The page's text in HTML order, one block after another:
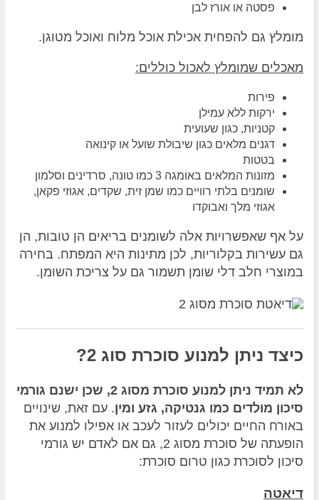
פסטה או אורז לבן
מומלץ גם להפחית אכילת אוכל מלוח ואוכל מטוגן.
מאכלים שמומלץ לאכול כוללים:
פירות
ירקות ללא עמילן
קטניות, כגון שעועית
דגנים מלאים כגון שיבולת שועל או קינואה
בטטות
מזונות המלאים באומגה 3 כמו טונה, סרדינים וסלמון
שומנים בלתי רוויים כמו שמן זית, שקדים, אגוזי פקאן,
אגוזי מלך ואבוקדו
על אף שאפשרויות אלה לשומנים בריאים הן טובות, הן
גם עשירות בקלוריות, לכן מתינות היא המפתח. בחירה
במוצרי חלב דלי שומן תשמור גם על צריכת השומן.
כיצד ניתן למנוע סוכרת סוג 2?
לא תמיד ניתן למנוע סוכרת מסוג 2, שכן ישנם גורמי
סיכון מולדים כמו גנטיקה, גזע ומין. עם זאת, שינויים
באורח החיים יכולים לעזור לעכב או אפילו למנוע את
הופעתה של סוכרת מסוג 2, גם אם לאדם יש גורמי
סיכון לסוכרת כגון טרום סוכרת:
דיאטה